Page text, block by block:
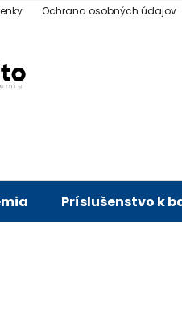
Ochrana osobných údajov
Príslušenstvo k